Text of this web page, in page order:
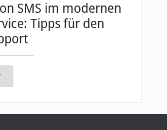
SMS im modernen
Tipps für den